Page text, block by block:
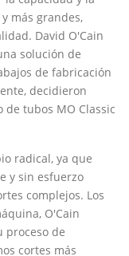
más grandes,
David O'Cain
solución de
de fabricación
decidieron
tubos MO Classic
radical, ya que
y sin esfuerzo
complejos. Los
O'Cain
proceso de
cortes más